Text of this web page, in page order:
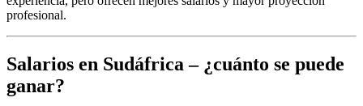
profesional.
Salarios en Sudáfrica – ¿cuánto se puede
ganar?